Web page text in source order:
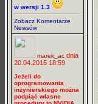
w wersji 1.3
Zobacz Komentarze
Newsów
marek_ac dnia
20.04.2015 18:59
Jeżeli do
oprogramowania
inżynierskiego można
podpiąć własne